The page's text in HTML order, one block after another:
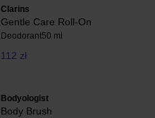
Clarins
Gentle Care Roll-On
Deodorant50 ml
112 zł
Bodyologist
Body Brush